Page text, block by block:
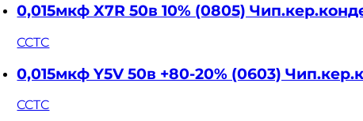
0,015мкф X7R 50в 10% (0805)
CCTC
0,015мкф Y5V 50в +80-20% (0603)
CCTC